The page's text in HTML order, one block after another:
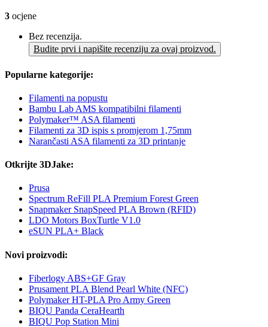
3 ocjene
Bez recenzija.
Budite prvi i napišite recenziju za ovaj proizvod.
Popularne kategorije:
Filamenti na popustu
Bambu Lab AMS kompatibilni filamenti
Polymaker™ ASA filamenti
Filamenti za 3D ispis s promjerom 1,75mm
Narančasti ASA filamenti za 3D printanje
Otkrijte 3DJake:
Prusa
Spectrum ReFill PLA Premium Forest Green
Snapmaker SnapSpeed PLA Brown (RFID)
LDO Motors BoxTurtle V1.0
eSUN PLA+ Black
Novi proizvodi:
Fiberlogy ABS+GF Gray
Prusament PLA Blend Pearl White (NFC)
Polymaker HT-PLA Pro Army Green
BIQU Panda CeraHearth
BIQU Pop Station Mini